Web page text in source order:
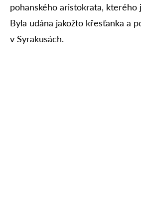
pohanského aristokrata, kterého
Byla udána jakožto křesťanka a
v Syrakusách.